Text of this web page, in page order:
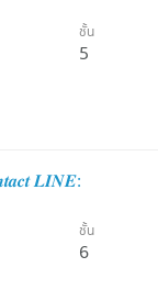
ชั้น
5
𝑳𝑰𝑵𝑬:
ชั้น
6